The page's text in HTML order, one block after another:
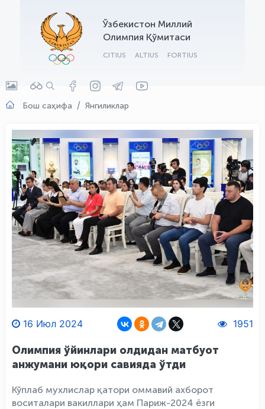
Ўзбекистон Миллий
Олимпия Қўмитаси
CITIUS ALTIUS FORTIUS
Бош саҳифа Янгиликлар
16 Июл 2024 1951
Олимпия ўйинлари олдидан матбуот
анжумани юқори савияда ўтди
Кўплаб мухлислар қатори оммавий ахборот
воситалари вакиллари ҳам Париж-2024 ёзги
OLYMPCHIK AI - yordamchi
Онлайн · olympic.uz